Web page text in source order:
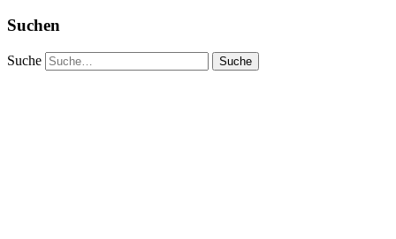
Suchen
Suche